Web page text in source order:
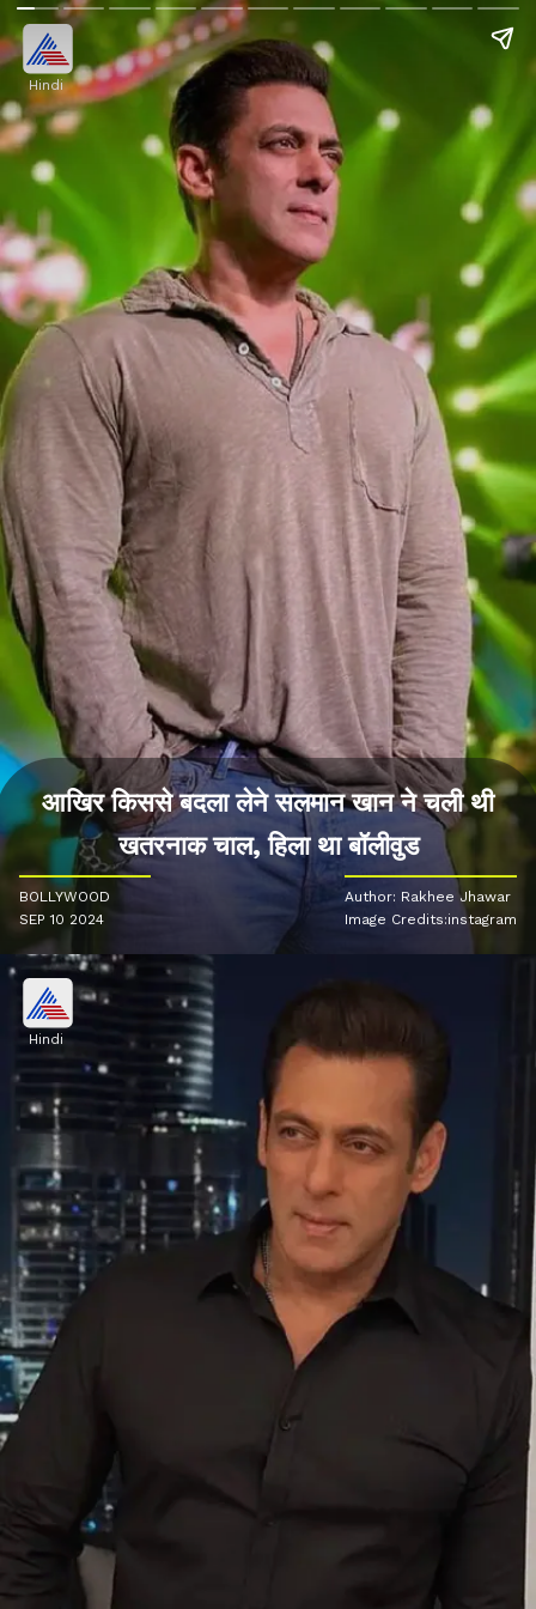
Hindi
आखिर किससे बदला लेने सलमान खान ने चली थी
खतरनाक चाल, हिला था बॉलीवुड
BOLLYWOOD
SEP 10 2024
Author: Rakhee Jhawar
Image Credits:instagram
Hindi